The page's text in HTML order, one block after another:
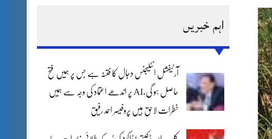
اہم خبریں
آرٹیفشل انٹلیجنس دجال کا فتنہ ہے جس پر ہمیں فتح
حاصل ہو گی،AI پر اندھے اعتماد کی وجہ سے ہمیں
خطرات لاحق ہیں پروفیسر احمد رفیق